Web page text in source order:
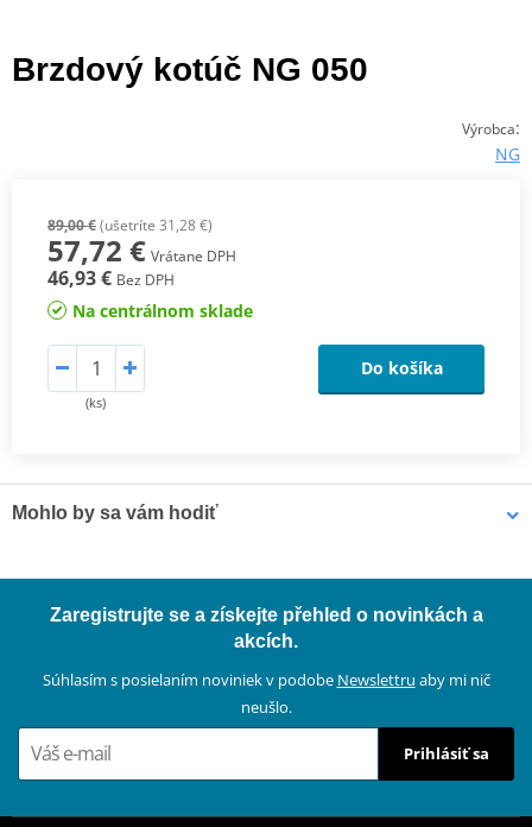
Brzdový kotúč NG 050
Výrobca:
NG
89,00 €(ušetríte 31,28 €)
57,72 € Vrátane DPH
46,93 € Bez DPH
Na centrálnom sklade
(ks)
Do košíka
Mohlo by sa vám hodiť
ml (ideálny pre dielne)
Zaregistrujte se a získejte přehled o novinkách a
akcích.
Súhlasím s posielaním noviniek v podobe Newslettru aby mi nič
neušlo.
Prihlásiť sa